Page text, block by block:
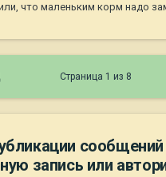
что маленьким корм надо
Страница 1 из 8
запись или